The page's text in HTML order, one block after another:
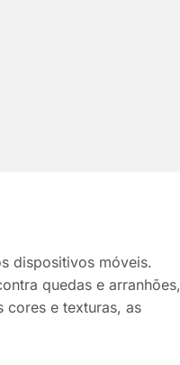
dispositivos móveis.
quedas e arranhões,
cores e texturas, as